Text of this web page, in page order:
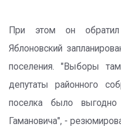
При этом он
Яблоновский
поселения. "Выборы
депутаты районного
поселка было выгодно
Гамановича", -